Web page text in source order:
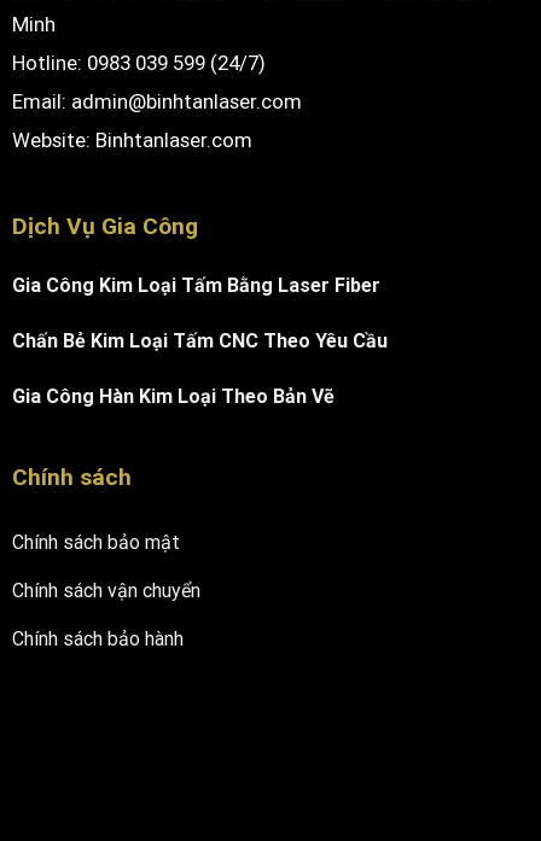
Minh
Hotline: 0983 039 599 (24/7)
Email: admin@binhtanlaser.com
Website: Binhtanlaser.com
Dịch Vụ Gia Công
Gia Công Kim Loại Tấm Bằng Laser Fiber
Chấn Bẻ Kim Loại Tấm CNC Theo Yêu Cầu
Gia Công Hàn Kim Loại Theo Bản Vẽ
Chính sách
Chính sách bảo mật
Chính sách vận chuyển
Chính sách bảo hành